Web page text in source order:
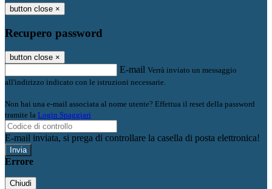
button close ×
Recupero password
button close ×
E-mail Verrà inviato un messaggio
all'indirizzo indicato con le istruzioni necessarie.
Non hai una e-mail associata al nome utente? Effettua il reset della password
tramite la Login Spaggiari
E-mail inviata, si prega di controllare la casella di posta elettronica!
Errore
Chiudi